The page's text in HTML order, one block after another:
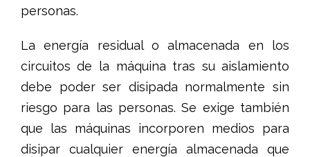
personas.
La energía residual o almacenada en los
circuitos de la máquina tras su aislamiento
debe poder ser disipada normalmente sin
riesgo para las personas. Se exige también
que las máquinas incorporen medios para
disipar cualquier energía almacenada que